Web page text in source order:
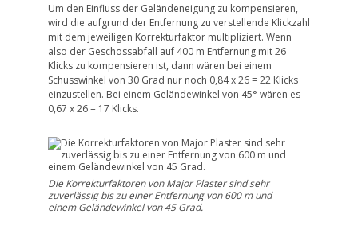
Um den Einfluss der Geländeneigung zu kompensieren,
wird die aufgrund der Entfernung zu verstellende Klickzahl
mit dem jeweiligen Korrekturfaktor multipliziert. Wenn
also der Geschossabfall auf 400 m Entfernung mit 26
Klicks zu kompensieren ist, dann wären bei einem
Schusswinkel von 30 Grad nur noch 0,84 x 26 = 22 Klicks
einzustellen. Bei einem Geländewinkel von 45° wären es
0,67 x 26 = 17 Klicks.
Die Korrekturfaktoren von Major Plaster sind sehr
zuverlässig bis zu einer Entfernung von 600 m und
einem Geländewinkel von 45 Grad.